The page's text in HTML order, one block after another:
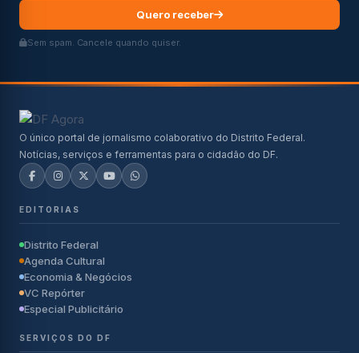
Quero receber
Sem spam. Cancele quando quiser.
O único portal de jornalismo colaborativo do Distrito Federal.
Notícias, serviços e ferramentas para o cidadão do DF.
EDITORIAS
Distrito Federal
Agenda Cultural
Economia & Negócios
VC Repórter
Especial Publicitário
SERVIÇOS DO DF